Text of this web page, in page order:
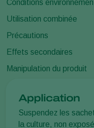
Conditions
Utilisation combinée
Précautions
Effets secondaires
Manipulation du produit
Application
Suspendez les
la culture, non